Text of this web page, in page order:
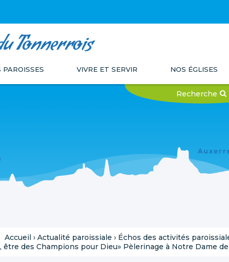
Tonnerrois
VIVRE ET SERVIR NOS ÉGLISES
Recherche
Accueil › Actualité paroissiale › Échos des activités
être des Champions pour Dieu» Pèlerinage à Notre Dame